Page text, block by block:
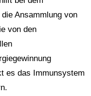
Ansammlung von
von den
es das Immunsystem